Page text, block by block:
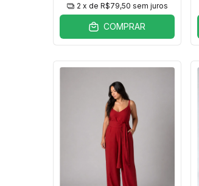
2 x de R$79,50 sem juros
COMPRAR